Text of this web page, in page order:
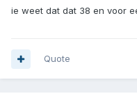
ie weet dat dat 38 en voor
Quote